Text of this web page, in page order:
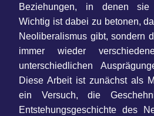
Beziehungen, in denen sie
Wichtig ist dabei zu betonen,
Neoliberalismus gibt, sondern
immer wieder
unterschiedlichen
Diese Arbeit ist zunächst als
ein Versuch, die
Entstehungsgeschichte des